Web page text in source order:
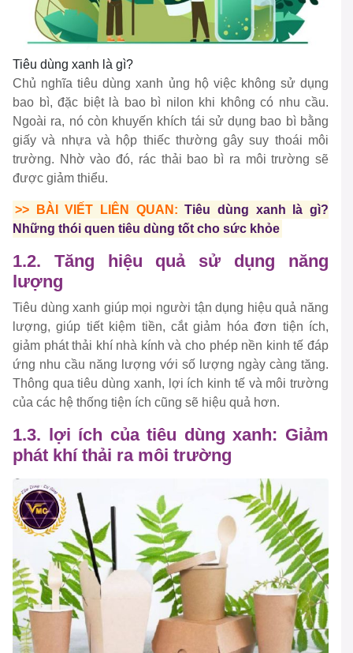
Tiêu dùng xanh là gì?
Chủ nghĩa tiêu dùng xanh ủng hộ việc không sử dụng
bao bì, đặc biệt là bao bì nilon khi không có nhu cầu.
Ngoài ra, nó còn khuyến khích tái sử dụng bao bì bằng
giấy và nhựa và hộp thiếc thường gây suy thoái môi
trường. Nhờ vào đó, rác thải bao bì ra môi trường sẽ
được giảm thiểu.
>> BÀI VIẾT LIÊN QUAN:Tiêu dùng xanh là gì?
Những thói quen tiêu dùng tốt cho sức khỏe
1.2. Tăng hiệu quả sử dụng năng
lượng
Tiêu dùng xanh giúp mọi người tận dụng hiệu quả năng
lượng, giúp tiết kiệm tiền, cắt giảm hóa đơn tiện ích,
giảm phát thải khí nhà kính và cho phép nền kinh tế đáp
ứng nhu cầu năng lượng với số lượng ngày càng tăng.
Thông qua tiêu dùng xanh, lợi ích kinh tế và môi trường
của các hệ thống tiện ích cũng sẽ hiệu quả hơn.
1.3. lợi ích của tiêu dùng xanh: Giảm
phát khí thải ra môi trường